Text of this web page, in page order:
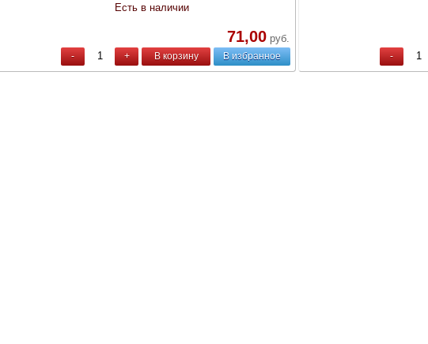
Есть в наличии
71,00 руб.
- + В корзину В избранное -